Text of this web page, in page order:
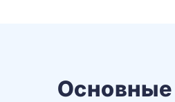
Основные